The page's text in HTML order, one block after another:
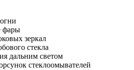
фары
зеркал
стекла
дальним светом
стеклоомывателей